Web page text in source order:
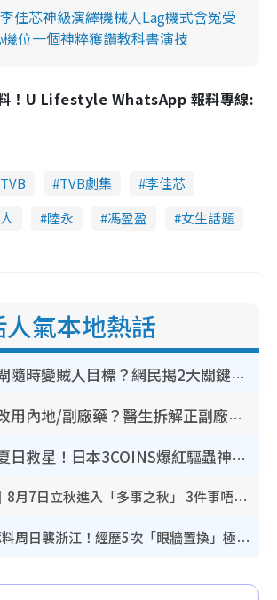
李佳芯神級演繹機械人Lag機式含冤受
位一個神粹獲讚教科書演技
！U Lifestyle WhatsApp 報料專線:
TVB TVB劇集
李佳芯
陸永 馮盈盈
女生話題
氣本地熱話
裝修拆鐵閘隨時變賊人目標？網民揭2大關鍵用途：裝新式等於白裝？附新舊鐵閘分別
網傳公院改用內地/副廠藥？醫生拆解正副廠分別 揭4類人換藥隨時出事
怕蟲人士夏日救星！日本3COINS爆紅驅蟲神器$45起 1招「全程免觸碰」輕鬆搞定小強
立秋2026｜8月7日立秋進入「多事之秋」 3件事唔做得！專家教6招開運 清枱頭／銀包納氣接好運
颱風白海豚料周日襲浙江！經歷5次「眼牆置換」極罕見 成登陸內地最長途颱風